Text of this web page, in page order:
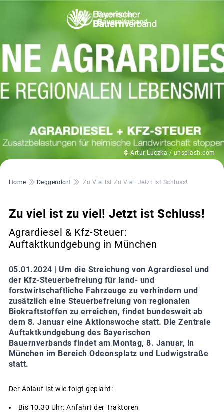
© Artur Luczka / unsplash.com
Pfadnavigation
Home Deggendorf Zu Viel Ist Zu Viel! Jetzt Ist Schluss!
Zu viel ist zu viel! Jetzt ist Schluss!
Agrardiesel & Kfz-Steuer:
Auftaktkundgebung in München
05.01.2024 | Um die Streichung von Agrardiesel und
der Kfz-Steuerbefreiung für land- und
forstwirtschaftliche Fahrzeuge zu verhindern und
zusätzlich eine Steuerbefreiung von regionalen
Biokraftstoffen zu erreichen, findet bundesweit ab
dem 8. Januar eine Aktionswoche statt. Die Zentrale
Auftaktkundgebung des Bayerischen
Bauernverbands findet am Montag, 8. Januar, in
München im Bereich Odeonsplatz und Ludwigstraße
statt.
Der Ablauf ist wie folgt geplant:
Bis 10.30 Uhr: Anfahrt der Traktoren